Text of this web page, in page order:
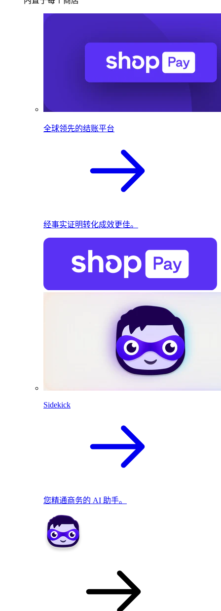
全球领先的结账平台
经事实证明转化成效更佳。
Sidekick
您精通商务的 AI 助手。